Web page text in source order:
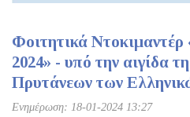
Φοιτητικά Ντοκιμαντέρ
2024» - υπό την αιγίδα
Πρυτάνεων των
Ενημέρωση: 18-01-2024 13:27